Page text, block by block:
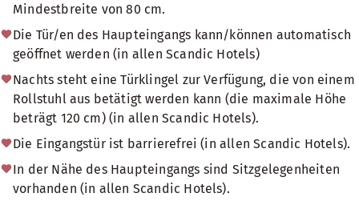
Mindestbreite von 80 cm.
Die Tür/en des Haupteingangs kann/können automatisch
geöffnet werden (in allen Scandic Hotels)
Nachts steht eine Türklingel zur Verfügung, die von einem
Rollstuhl aus betätigt werden kann (die maximale Höhe
beträgt 120 cm) (in allen Scandic Hotels).
Die Eingangstür ist barrierefrei (in allen Scandic Hotels).
In der Nähe des Haupteingangs sind Sitzgelegenheiten
vorhanden (in allen Scandic Hotels).